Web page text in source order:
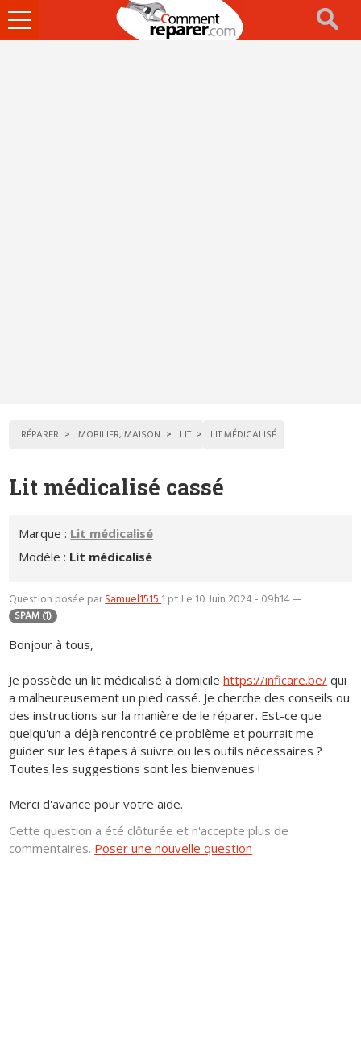
Ouvrir
le
RÉPARER MOBILIER, MAISON LIT LIT MÉDICALISÉ
Lit médicalisé cassé
Marque : Lit médicalisé
Modèle : Lit médicalisé
Question posée parSamuel15151 pt Le 10 Juin 2024 - 09h14—
SPAM (1)
Bonjour à tous,
Je possède un lit médicalisé à domicilehttps://inficare.be/ qui
a malheureusement un pied cassé. Je cherche des conseils ou
des instructions sur la manière de le réparer. Est-ce que
quelqu'un a déjà rencontré ce problème et pourrait me
guider sur les étapes à suivre ou les outils nécessaires ?
Toutes les suggestions sont les bienvenues !
Merci d'avance pour votre aide.
Cette question a été clôturée et n'accepte plus de
commentaires. Poser une nouvelle question